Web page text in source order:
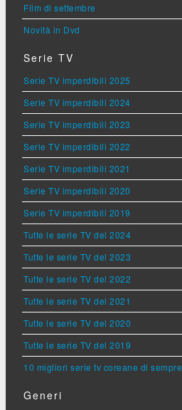
Film di settembre
Novità in Dvd
Serie TV
Serie TV imperdibili 2025
Serie TV imperdibili 2024
Serie TV imperdibili 2023
Serie TV imperdibili 2022
Serie TV imperdibili 2021
Serie TV imperdibili 2020
Serie TV imperdibili 2019
Tutte le serie TV del 2024
Tutte le serie TV del 2023
Tutte le serie TV del 2022
Tutte le serie TV del 2021
Tutte le serie TV del 2020
Tutte le serie TV del 2019
10 migliori serie tv coreane di sempre
Generi